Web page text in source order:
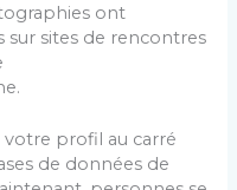
ont
sites de rencontres
votre profil au carré
de données de